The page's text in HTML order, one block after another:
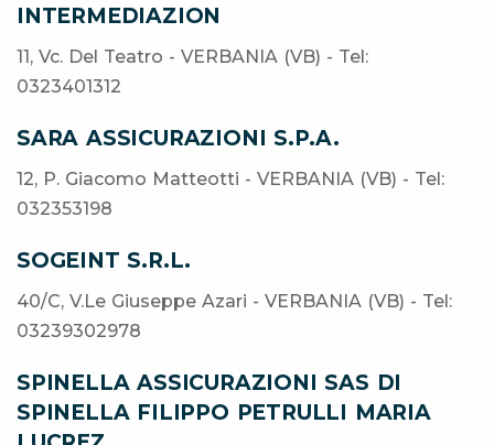
INTERMEDIAZION
11, Vc. Del Teatro - VERBANIA (VB) - Tel:
0323401312
SARA ASSICURAZIONI S.P.A.
12, P. Giacomo Matteotti - VERBANIA (VB) - Tel:
032353198
SOGEINT S.R.L.
40/C, V.Le Giuseppe Azari - VERBANIA (VB) - Tel:
03239302978
SPINELLA ASSICURAZIONI SAS DI
SPINELLA FILIPPO PETRULLI MARIA